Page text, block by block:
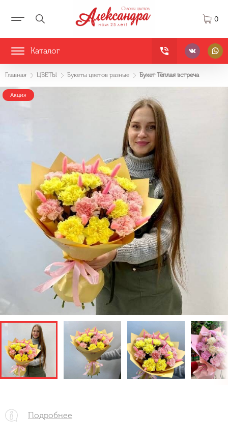
0
Каталог
Главная ЦВЕТЫ Букеты цветов разные Букет Тёплая встреча
Акция
Акция
Акция
Акция
Акция
Подробнее